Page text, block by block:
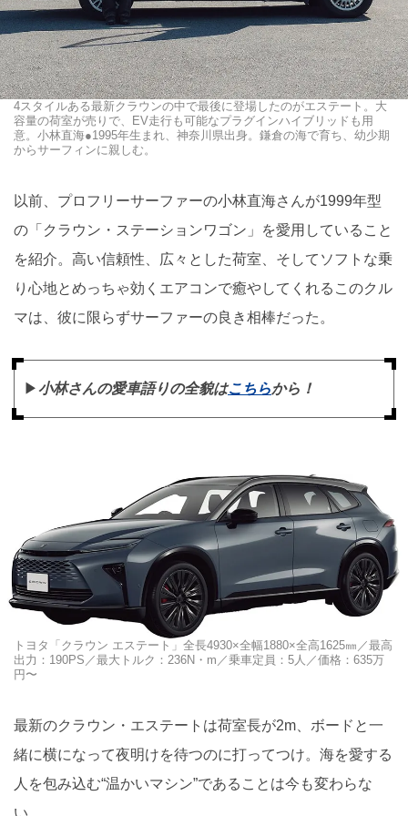
4スタイルある最新クラウンの中で最後に登場したのがエステート。大
容量の荷室が売りで、EV走行も可能なプラグインハイブリッドも用
意。小林直海●1995年生まれ、神奈川県出身。鎌倉の海で育ち、幼少期
からサーフィンに親しむ。
以前、プロフリーサーファーの小林直海さんが1999年型
の「クラウン・ステーションワゴン」を愛用していること
を紹介。高い信頼性、広々とした荷室、そしてソフトな乗
り心地とめっちゃ効くエアコンで癒やしてくれるこのクル
マは、彼に限らずサーファーの良き相棒だった。
▶︎ 小林さんの愛車語りの全貌はこちらから！
トヨタ「クラウン エステート」全長4930×全幅1880×全高1625㎜／最高
出力：190PS／最大トルク：236N・m／乗車定員：5人／価格：635万
円〜
最新のクラウン・エステートは荷室長が2m、ボードと一
緒に横になって夜明けを待つのに打ってつけ。海を愛する
人を包み込む“温かいマシン”であることは今も変わらな
い。